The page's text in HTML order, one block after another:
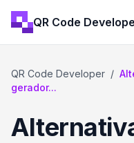
QR Code
QR Code Developer /
gerador...